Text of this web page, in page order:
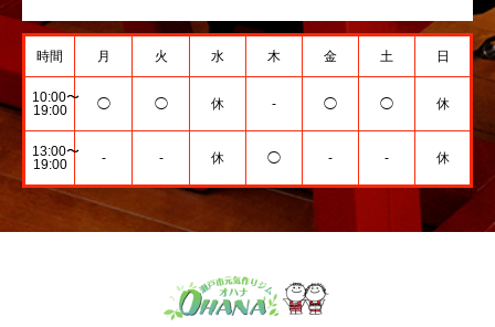
時間 月 火 水 木 金 土 日
10:00〜
19:00
◯ ◯ 休 - ◯ ◯ 休
13:00〜
19:00
- - 休 ◯ - - 休